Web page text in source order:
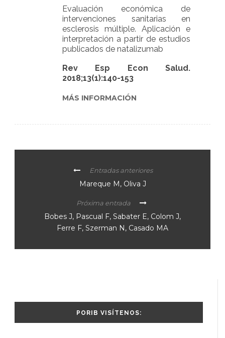
Evaluación económica de
intervenciones sanitarias en
esclerosis múltiple. Aplicación e
interpretación a partir de estudios
publicados de natalizumab
Rev Esp Econ Salud.
2018;13(1):140-153
MÁS INFORMACIÓN
Entradas anteriores
Mareque M, Oliva J
Próxima entrada
Bobes J, Pascual F, Sabater E, Colom J,
Ferre F, Szerman N, Casado MA
PORIB VISÍTENOS: